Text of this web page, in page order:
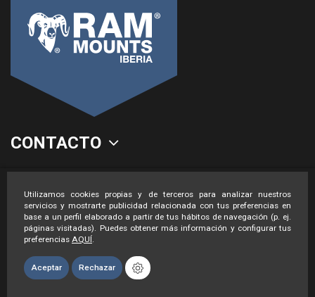
Utilizamos cookies propias y de terceros para analizar nuestros
servicios y mostrarte publicidad relacionada con tus preferencias en
base a un perfil elaborado a partir de tus hábitos de navegación (p. ej.
páginas visitadas). Puedes obtener más información y configurar tus
preferencias AQUÍ.
Aceptar Rechazar
CONTACTO